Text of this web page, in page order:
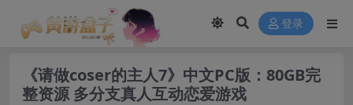
登录
《请做coser的主人7》中文PC版：80GB完
整资源 多分支真人互动恋爱游戏